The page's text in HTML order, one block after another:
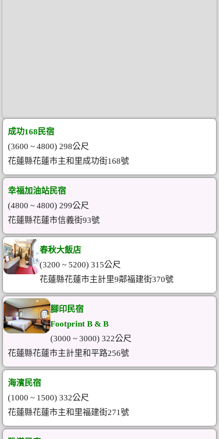
成功168民宿
(3600 ~ 4800) 298公尺
花蓮縣花蓮市主和里成功街168號
幸福加油站民宿
(4800 ~ 4800) 299公尺
花蓮縣花蓮市信義街93號
春秋大飯店
(3200 ~ 5200) 315公尺
花蓮縣花蓮市主計里9鄰福建街370號
腳印民宿
Footprint B & B
(3000 ~ 3000) 322公尺
花蓮縣花蓮市主計里和平路256號
海濱民宿
(1000 ~ 1500) 332公尺
花蓮縣花蓮市主和里福建街271號